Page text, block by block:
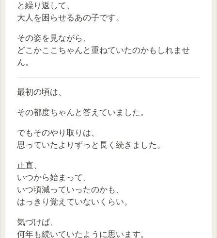
と繰り返して、
大人を困らせるあの子です。
その姿を見ながら、
どこかここちゃんと重ねていたのかもしれませ
ん。
最初の頃は、
その都度ちゃんと答えていました。
でもそのやり取りは、
思っていたよりずっと長く続きました。
正直、
いつから始まって、
いつ頃減っていったのかも、
はっきり覚えていないくらい。
気づけば、
何年も続いていたように思います。